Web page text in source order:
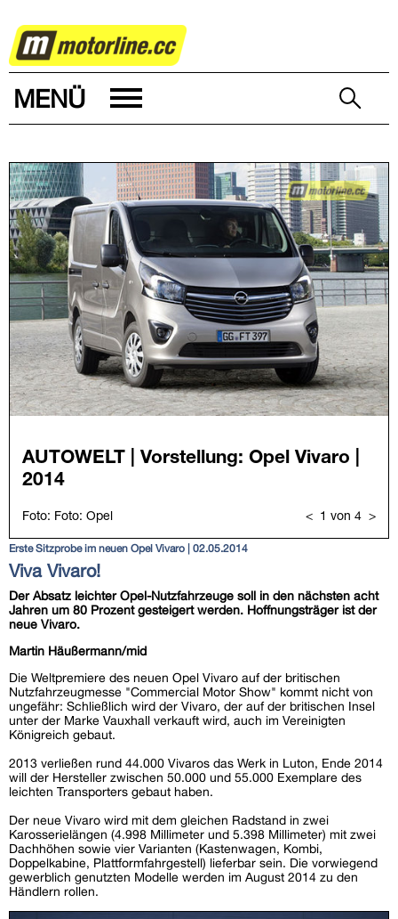
AUTOWELT
MENÜ
Erste Sitzprobe im neuen Opel Vivaro | 02.05.2014
Viva Vivaro!
Der Absatz leichter Opel-Nutzfahrzeuge soll in den nächsten acht
Jahren um 80 Prozent gesteigert werden. Hoffnungsträger ist der
neue Vivaro.
Martin Häußermann/mid
Die Weltpremiere des neuen Opel Vivaro auf der britischen
Nutzfahrzeugmesse "Commercial Motor Show" kommt nicht von
ungefähr: Schließlich wird der Vivaro, der auf der britischen Insel
unter der Marke Vauxhall verkauft wird, auch im Vereinigten
Königreich gebaut.
2013 verließen rund 44.000 Vivaros das Werk in Luton, Ende 2014
will der Hersteller zwischen 50.000 und 55.000 Exemplare des
leichten Transporters gebaut haben.
Der neue Vivaro wird mit dem gleichen Radstand in zwei
Karosserielängen (4.998 Millimeter und 5.398 Millimeter) mit zwei
Dachhöhen sowie vier Varianten (Kastenwagen, Kombi,
Doppelkabine, Plattformfahrgestell) lieferbar sein. Die vorwiegend
gewerblich genutzten Modelle werden im August 2014 zu den
Händlern rollen.